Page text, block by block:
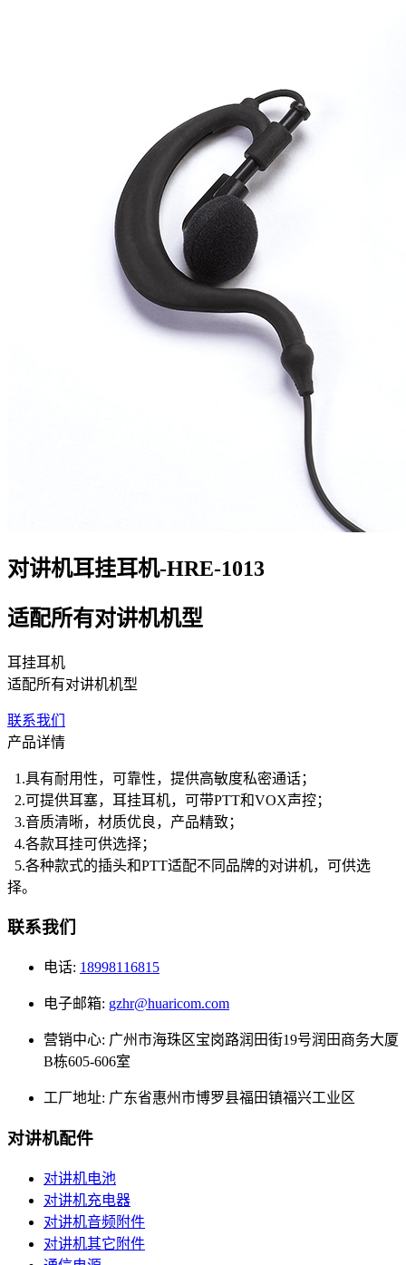
对讲机耳挂耳机-HRE-1013
适配所有对讲机机型
耳挂耳机
适配所有对讲机机型
联系我们
产品详情
1.具有耐用性，可靠性，提供高敏度私密通话；
2.可提供耳塞，耳挂耳机，可带PTT和VOX声控；
3.音质清晰，材质优良，产品精致；
4.各款耳挂可供选择；
5.各种款式的插头和PTT适配不同品牌的对讲机，可供选
择。
联系我们
电话: 18998116815
电子邮箱: gzhr@huaricom.com
营销中心: 广州市海珠区宝岗路润田街19号润田商务大厦
B栋605-606室
工厂地址: 广东省惠州市博罗县福田镇福兴工业区
对讲机配件
对讲机电池
对讲机充电器
对讲机音频附件
对讲机其它附件